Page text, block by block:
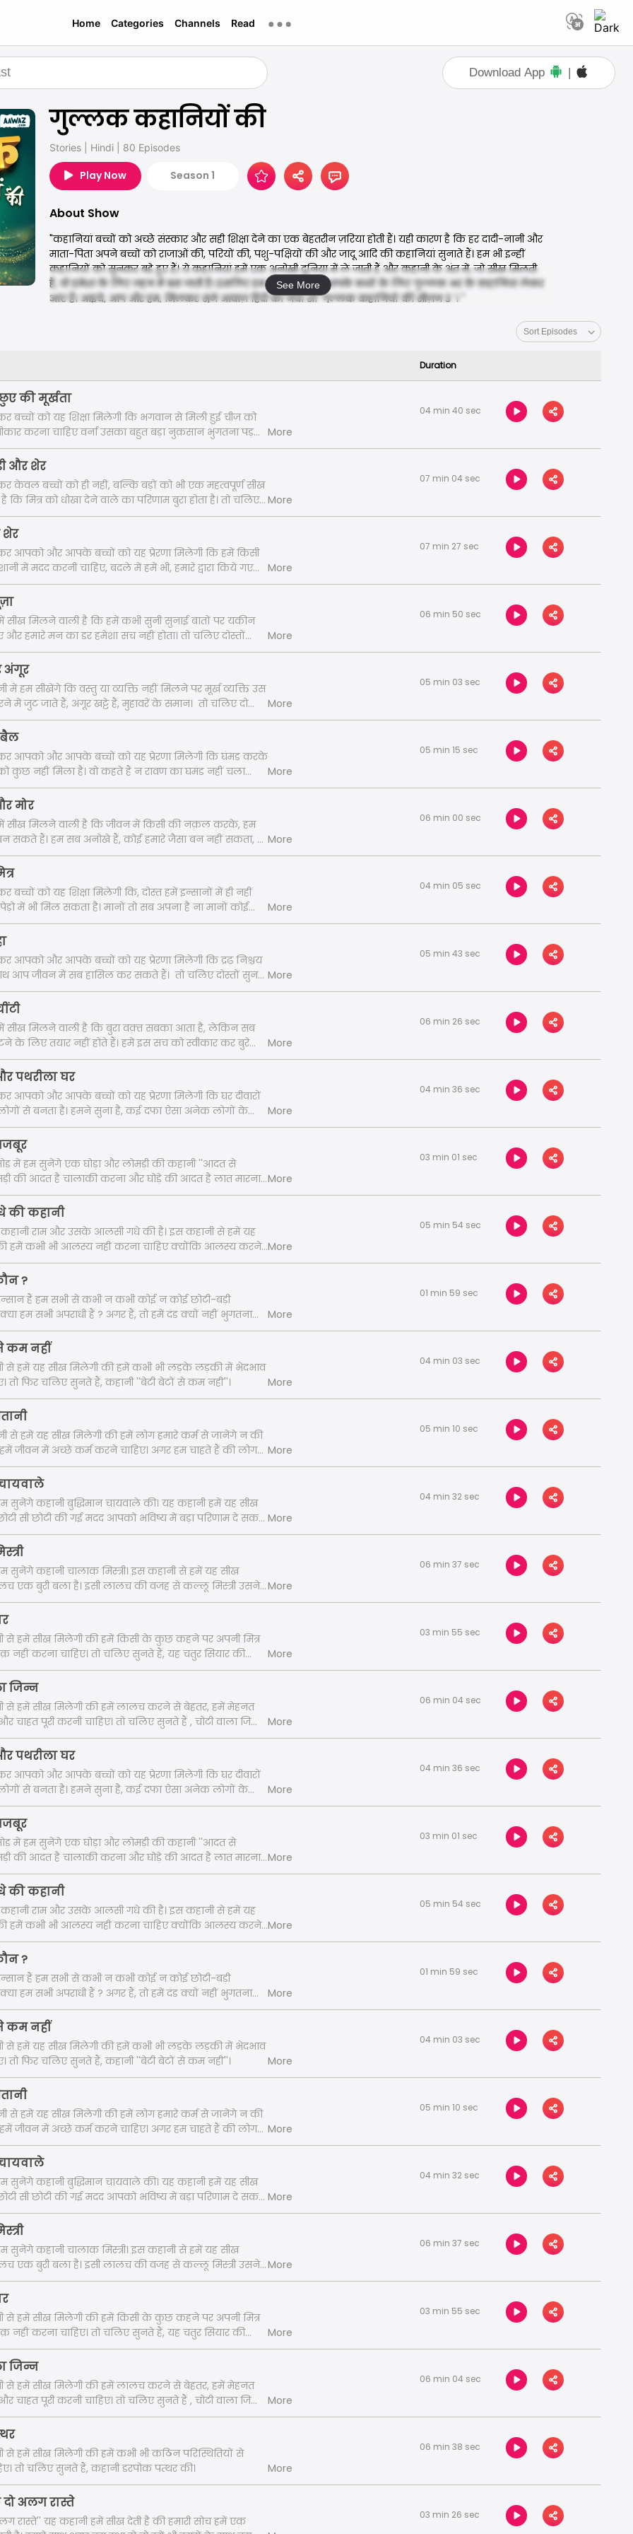
Home Categories Channels Read
Download App |
गुल्लक कहानियों की
Stories Hindi 80 Episodes
Play Now Season 1
About Show
"कहानियां बच्चों को अच्छे संस्कार और सही शिक्षा देने का एक बेहतरीन ज़रिया होती हैं। यही कारण है कि हर दादी-नानी और
माता-पिता अपने बच्चों को राजाओं की, परियों की, पशु-पक्षियों की और जादू आदि की कहानियां सुनाते हैं। हम भी इन्हीं
कहानियों को सुनकर बड़े हुए हैं। ये कहानियां हमें एक अनोखी दुनिया में ले जाती हैं और कहानी के अंत में, जो सीख मिलती
है, वो हमेशा के लिए ज़हन में बस जाती है। इसलिए हम फिर एक बार, आपके बच्चों के लिए गुल्लक भर के कहानियां लेकर
आए हैं। आइये, आप और हम, मिलकर सुने आवाज़ हिंदी का नया शो 'गुल्लक कहानियों की सीज़न 3 '। "
See More
Duration
की मूर्खता
बच्चों को यह शिक्षा मिलेगी कि भगवान से मिली हुई चीज़ को
करना चाहिए वर्ना उसका बहुत बड़ा नुक़सान भुगतना पड़ता
है। तो चलिए दोस्तों सुनते हैं ''बलवान कछुए की मूर्खता'' की कहानी। "
More
04 min 40 sec
और शेर
केवल बच्चों को ही नहीं, बल्कि बड़ों को भी एक महत्वपूर्ण सीख
कि मित्र को धोखा देने वाले का परिणाम बुरा होता है। तो चलिए
लोमड़ी और शेर '' की कहानी। "
More
07 min 04 sec
शेर
आपको और आपके बच्चों को यह प्रेरणा मिलेगी कि हमें किसी
में मदद करनी चाहिए, बदले में हमें भी, हमारे द्वारा किये गए
मिलता है। तो चलिए दोस्तों सुनते हैं , ''गुलाम और शेर '' की
More
07 min 27 sec
सीख मिलने वाली है कि हमें कभी सुनी सुनाई बातों पर यकीन
और हमारे मन का डर हमेशा सच नहीं होता। तो चलिए दोस्तों
'' की कहानी। "
More
06 min 50 sec
अंगूर
में हम सीखेंगे कि वस्तु या व्यक्ति नहीं मिलने पर मूर्ख व्यक्ति उस
जाते हैं, अंगूर खट्टे हैं, मुहावरें के समान। तो चलिए दोस्तों
अंगूर '' की कहानी। "
More
05 min 03 sec
आपको और आपके बच्चों को यह प्रेरणा मिलेगी कि घंमड करके
कुछ नहीं मिला है। वो कहते हैं न रावण का घमंड नहीं चला
के बाद भी, तो एक इंसान का घमंड क्या चलेगा। दोस्तों घमंड अंत
More
05 min 15 sec
मोर
सीख मिलने वाली है कि जीवन में किसी की नक़ल करके, हम
सकते हैं। हम सब अनोखे हैं, कोई हमारे जैसा बन नहीं सकता, ना
के जैसे बन सकते हैं। तो चलिए दोस्तों सुनते हैं , ''नीलकंठ और
"
More
06 min 00 sec
बच्चों को यह शिक्षा मिलेगी कि, दोस्त हमें इन्सानों में ही नहीं
में भी मिल सकता है। मानों तो सब अपना है ना मानों कोई
तो चलिए दोस्तों सुनते हैं , ''मोती का मित्र'' की कहानी। "
More
04 min 05 sec
आपको और आपके बच्चों को यह प्रेरणा मिलेगी कि द्रढ़ निश्चय
आप जीवन में सब हासिल कर सकते हैं। तो चलिए दोस्तों सुनते
की कहानी। "
More
05 min 43 sec
सीख मिलने वाली है कि बुरा वक़्त सबका आता है, लेकिन सब
के लिए तयार नहीं होते हैं। हमें इस सच को स्वीकार कर बुरे
More
06 min 26 sec
पथरीला घर
आपको और आपके बच्चों को यह प्रेरणा मिलेगी कि घर दीवारों
से बनता है। हमने सुना है, कई दफा ऐसा अनेक लोगों के
गलत फमियों की वजह से एक परिवार बिखर जाता है। ऐसा ही
है। तो चलिए सुनते हैं कहानी तीन भाई और पथरीला घर। "
More
04 min 36 sec
में हम सुनेंगे एक घोड़ा और लोमड़ी की कहानी ''आदत से
की आदत है चालाकी करना और घोड़े की आदत है लात मारना।
आदत से मजबूर हैं। तो सुनते हैं, अंत में किसकी चालाकी काम
देती हैं यह कहानी हमें। "
More
03 min 01 sec
की कहानी
कहानी राम और उसके आलसी गधे की है। इस कहानी से हमें यह
की हमें कभी भी आलस्य नहीं करना चाहिए क्योंकि आलस्य करने
ही होता है। अब गधे की कौनसी हरकत और उसको क्या
हैं, ''आलसी गधे की कहानी'' में। "
More
05 min 54 sec
?
हैं हम सभी से कभी न कभी कोई न कोई छोटी-बड़ी
क्या हम सभी अपराधी हैं ? अगर हैं, तो हमें दंड क्यों नहीं भुगतना
सवालों से जुड़ी है हमारी इस एपिसोड की कहानी अपराधी कौन ?
लिए क्या शिक्षा लाई है। "
More
01 min 59 sec
कम नहीं
से हमें यह सीख मिलेगी की हमें कभी भी लड़के लड़की में भेदभाव
तो फिर चलिए सुनते हैं, कहानी ''बेटी बेटों से कम नहीं''।
More
04 min 03 sec
से हमें यह सीख मिलेगी की हमें लोग हमारे कर्म से जानेंगे न की
हमें जीवन में अच्छे कर्म करने चाहिए। अगर हम चाहते हैं की लोग
कहें। तो चलिए फिर सुनते हैं कहानी ''भूल गए शैतानी''। "
More
05 min 10 sec
चायवाले
सुनेंगे कहानी बुद्धिमान चायवाले की। यह कहानी हमें यह सीख
सी छोटी की गई मदद आपको भविष्य में बड़ा परिणाम दे सकती
ज़िंदगी में मौका मिले किसी की मदद करने का तो पीछे न हटे।
More
04 min 32 sec
सुनेंगे कहानी चालाक मिस्त्री। इस कहानी से हमें यह सीख
एक बुरी बला है। इसी लालच की वजह से कल्लू मिस्त्री उसने
भरना पड़ा। तो चलिए सुनते हैं कहानी। "
More
06 min 37 sec
से हमें सीख मिलेगी की हमें किसी के कुछ कहने पर अपनी मित्र
नहीं करना चाहिए। तो चलिए सुनते हैं, यह चतुर सियार की
More
03 min 55 sec
जिन्न
से हमें सीख मिलेगी की हमें लालच करने से बेहतर, हमें मेहनत
पूरी करनी चाहिए। तो चलिए सुनते हैं , चोटी वाला जिन्न
More
06 min 04 sec
पथरीला घर
आपको और आपके बच्चों को यह प्रेरणा मिलेगी कि घर दीवारों
से बनता है। हमने सुना है, कई दफा ऐसा अनेक लोगों के
गलत फमियों की वजह से एक परिवार बिखर जाता है। ऐसा ही
है। तो चलिए सुनते हैं कहानी तीन भाई और पथरीला घर। "
More
04 min 36 sec
में हम सुनेंगे एक घोड़ा और लोमड़ी की कहानी ''आदत से
की आदत है चालाकी करना और घोड़े की आदत है लात मारना।
आदत से मजबूर हैं। तो सुनते हैं, अंत में किसकी चालाकी काम
देती हैं यह कहानी हमें। "
More
03 min 01 sec
की कहानी
कहानी राम और उसके आलसी गधे की है। इस कहानी से हमें यह
की हमें कभी भी आलस्य नहीं करना चाहिए क्योंकि आलस्य करने
ही होता है। अब गधे की कौनसी हरकत और उसको क्या
हैं, ''आलसी गधे की कहानी'' में। "
More
05 min 54 sec
?
हैं हम सभी से कभी न कभी कोई न कोई छोटी-बड़ी
क्या हम सभी अपराधी हैं ? अगर हैं, तो हमें दंड क्यों नहीं भुगतना
सवालों से जुड़ी है हमारी इस एपिसोड की कहानी अपराधी कौन ?
लिए क्या शिक्षा लाई है। "
More
01 min 59 sec
कम नहीं
से हमें यह सीख मिलेगी की हमें कभी भी लड़के लड़की में भेदभाव
तो फिर चलिए सुनते हैं, कहानी ''बेटी बेटों से कम नहीं''।
More
04 min 03 sec
से हमें यह सीख मिलेगी की हमें लोग हमारे कर्म से जानेंगे न की
हमें जीवन में अच्छे कर्म करने चाहिए। अगर हम चाहते हैं की लोग
कहें। तो चलिए फिर सुनते हैं कहानी ''भूल गए शैतानी''। "
More
05 min 10 sec
चायवाले
सुनेंगे कहानी बुद्धिमान चायवाले की। यह कहानी हमें यह सीख
सी छोटी की गई मदद आपको भविष्य में बड़ा परिणाम दे सकती
ज़िंदगी में मौका मिले किसी की मदद करने का तो पीछे न हटे।
More
04 min 32 sec
सुनेंगे कहानी चालाक मिस्त्री। इस कहानी से हमें यह सीख
एक बुरी बला है। इसी लालच की वजह से कल्लू मिस्त्री उसने
भरना पड़ा। तो चलिए सुनते हैं कहानी। "
More
06 min 37 sec
से हमें सीख मिलेगी की हमें किसी के कुछ कहने पर अपनी मित्र
नहीं करना चाहिए। तो चलिए सुनते हैं, यह चतुर सियार की
More
03 min 55 sec
जिन्न
से हमें सीख मिलेगी की हमें लालच करने से बेहतर, हमें मेहनत
पूरी करनी चाहिए। तो चलिए सुनते हैं , चोटी वाला जिन्न
More
06 min 04 sec
से हमें सीख मिलेगी की हमें कभी भी कठिन परिस्थितियों से
तो चलिए सुनते हैं, कहानी डरपोक पत्थर की।
More
06 min 38 sec
दो अलग रास्ते
रास्ते'' यह कहानी हमें सीख देती है की हमारी सोच हमें एक
03 min 26 sec